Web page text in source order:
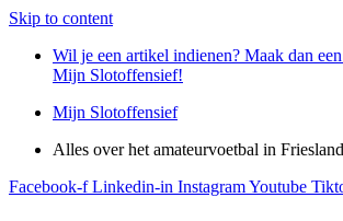
Skip to content
Wil je een artikel indienen? Maak dan
Mijn Slotoffensief!
Mijn Slotoffensief
Alles over het amateurvoetbal in
Facebook-f Linkedin-in InstagramYoutube